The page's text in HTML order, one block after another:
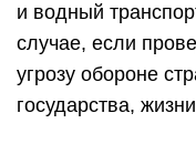
и водный
случае, если
угрозу обороне
государства,